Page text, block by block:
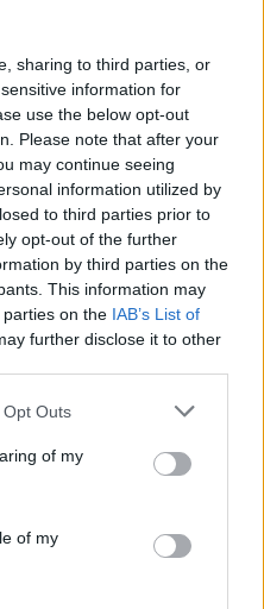
sharing to third parties, or
information for
use the below opt-out
Please note that after your
may continue seeing
information utilized by
to third parties prior to
opt-out of the further
by third parties on the
This information may
on the IAB’s List of
further disclose it to other
uses one or more Google
behaviour. You may click to
and its third-party tags to
purposes in below Google
Outs
of my
of my
έτσι και
εδώ και πολλά χρόνια
λέγεται έτσι και ποια
στο εξωτερικό και,